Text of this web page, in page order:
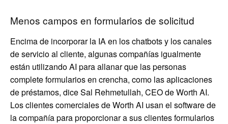
Menos campos en formularios de solicitud
Encima de incorporar la IA en los chatbots y los canales
de servicio al cliente, algunas compañías igualmente
están utilizando AI para allanar que las personas
complete formularios en crencha, como las aplicaciones
de préstamos, dice Sal Rehmetullah, CEO de Worth AI.
Los clientes comerciales de Worth AI usan el software de
la compañía para proporcionar a sus clientes formularios